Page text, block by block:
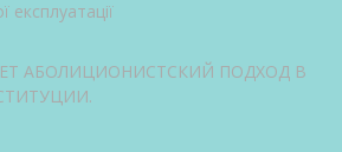
експлуатації
АБОЛИЦИОНИСТСКИЙ ПОДХОД В